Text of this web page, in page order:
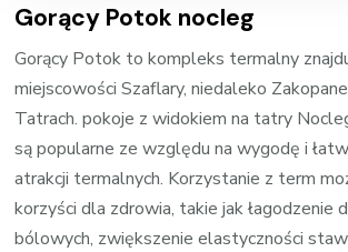
Gorący Potok nocleg
Gorący Potok to kompleks termalny
miejscowości Szaflary, niedaleko
Tatrach. pokoje z widokiem na tatry
są popularne ze względu na wygodę i
atrakcji termalnych. Korzystanie z term
korzyści dla zdrowia, takie jak łagodzenie
bólowych, zwiększenie elastyczności